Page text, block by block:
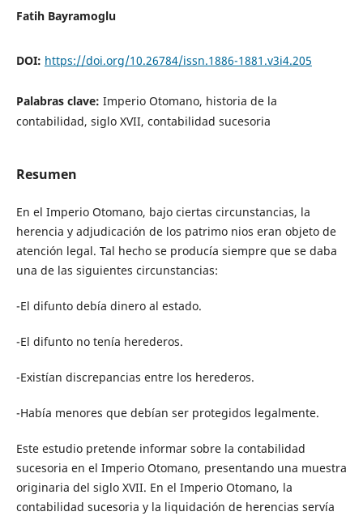
Fatih Bayramoglu
DOI: https://doi.org/10.26784/issn.1886-1881.v3i4.205
Palabras clave: Imperio Otomano, historia de la
contabilidad, siglo XVII, contabilidad sucesoria
Resumen
En el Imperio Otomano, bajo ciertas circunstancias, la
herencia y adjudicación de los patrimo nios eran objeto de
atención legal. Tal hecho se producía siempre que se daba
una de las siguientes circunstancias:
-El difunto debía dinero al estado.
-El difunto no tenía herederos.
-Existían discrepancias entre los herederos.
-Había menores que debían ser protegidos legalmente.
Este estudio pretende informar sobre la contabilidad
sucesoria en el Imperio Otomano, presentando una muestra
originaria del siglo XVII. En el Imperio Otomano, la
contabilidad sucesoria y la liquidación de herencias servía